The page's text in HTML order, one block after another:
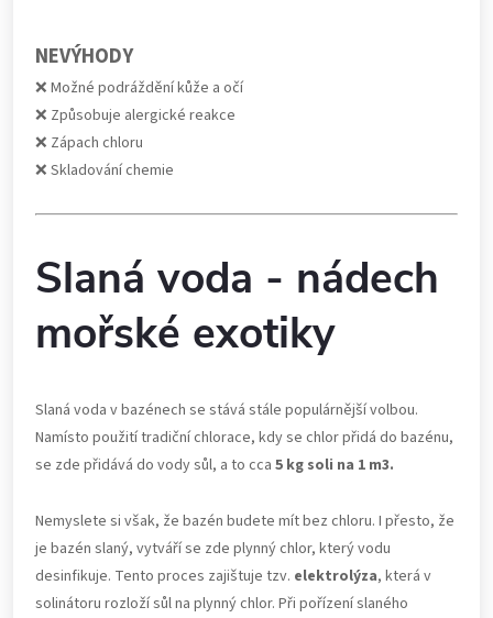
NEVÝHODY
❌ Možné podráždění kůže a očí
❌ Způsobuje alergické reakce
❌ Zápach chloru
❌ Skladování chemie
Slaná voda - nádech
mořské exotiky
Slaná voda v bazénech se stává stále populárnější volbou.
Namísto použití tradiční chlorace, kdy se chlor přidá do bazénu,
se zde přidává do vody sůl, a to cca 5 kg soli na 1 m3.
Nemyslete si však, že bazén budete mít bez chloru. I přesto, že
je bazén slaný, vytváří se zde plynný chlor, který vodu
desinfikuje. Tento proces zajištuje tzv. elektrolýza, která v
solinátoru rozloží sůl na plynný chlor. Při pořízení slaného